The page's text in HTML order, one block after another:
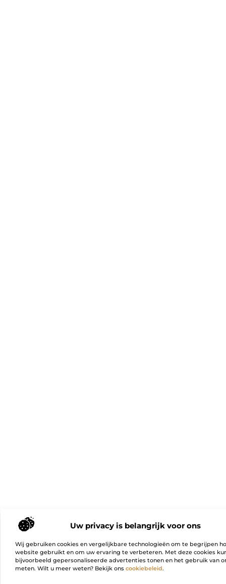
Uw privacy is belangrijk voor ons
Wij gebruiken cookies en vergelijkbare technologieën om te begrijpen
website gebruikt en om uw ervaring te verbeteren. Met deze cookies
bijvoorbeeld gepersonaliseerde advertenties tonen en het gebruik van
meten. Wilt u meer weten? Bekijk ons cookiebeleid.